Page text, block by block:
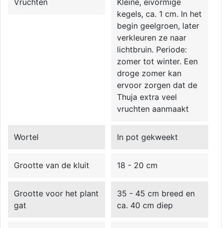
Vruchten
Kleine, eivormige
kegels, ca. 1 cm. In het
begin geelgroen, later
verkleuren ze naar
lichtbruin. Periode:
zomer tot winter. Een
droge zomer kan
ervoor zorgen dat de
Thuja extra veel
vruchten aanmaakt
Wortel In pot gekweekt
Grootte van de kluit 18 - 20 cm
Grootte voor het plant
gat
35 - 45 cm breed en
ca. 40 cm diep